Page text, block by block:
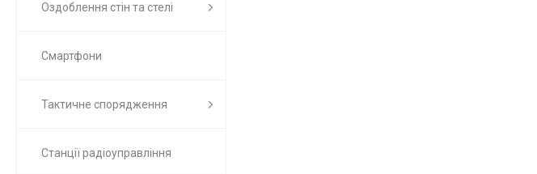
Оздоблення стін та стелі
Смартфони
Тактичне спорядження
Станції радіоуправління